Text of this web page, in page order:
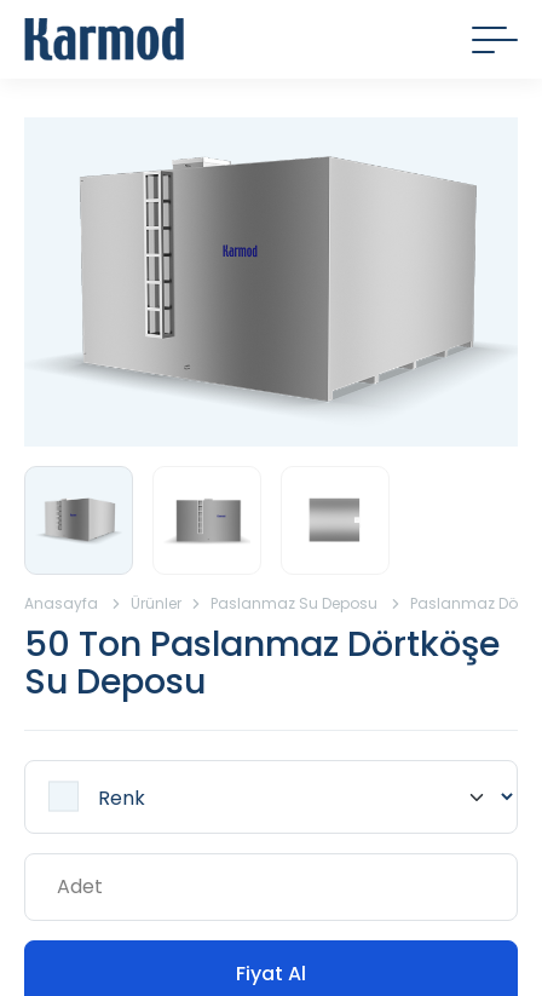
Anasayfa Ürünler Paslanmaz Su Deposu Paslanmaz
50 Ton Paslanmaz Dörtköşe
Su Deposu
Fiyat Al